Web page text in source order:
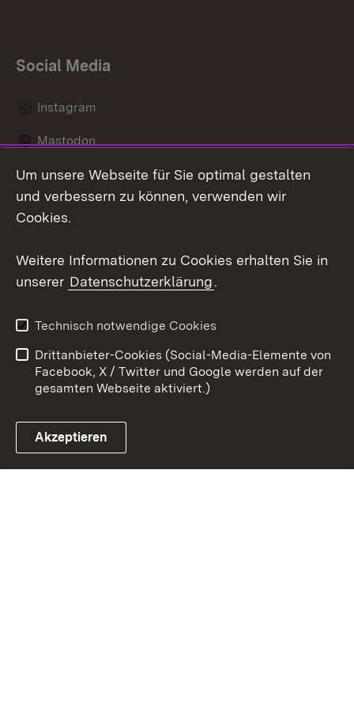
Social Media
Instagram
Mastodon
Messenger
Link zum Landesportal
Kontakt
Impressum
Cookies
Um unsere Webseite für Sie optimal gestalten
und verbessern zu können, verwenden wir
Cookies.
Weitere Informationen zu Cookies erhalten Sie in
unserer Datenschutzerklärung.
Technisch notwendige Cookies
Drittanbieter-Cookies (Social-Media-Elemente von
Facebook, X / Twitter und Google werden auf der
gesamten Webseite aktiviert.)
Akzeptieren